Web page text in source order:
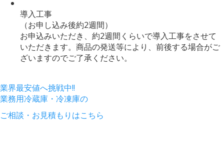
導入工事
（お申し込み後約2週間）
お申込みいただき、約2週間くらいで導入工事をさせて
いただきます。商品の発送等により、前後する場合がご
ざいますのでご了承ください。
業界最安値へ挑戦中!!
業務用冷蔵庫・冷凍庫の
ご相談・お見積もり はこちら